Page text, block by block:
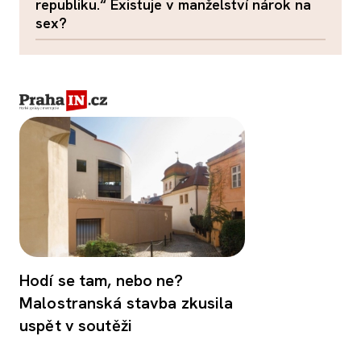
republiku.“ Existuje v manželství nárok na
sex?
Hodí se tam, nebo ne?
Malostranská stavba zkusila
uspět v soutěži